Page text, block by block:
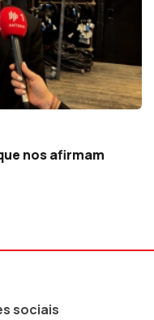
nos afirmam
sociais